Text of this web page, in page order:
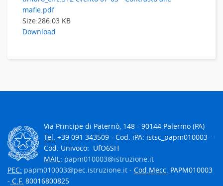
mafie.pdf
Size:286.03 KB
Download
Via Principe di Paternò, 148 - 90144 Palermo (PA)
Tel. +39 091 343509 - Cod. iPA: istsc_papm010003 -
Cod. Univoco: UfO6SH
MAIL: papm010003@istruzione.it
PEC: papm010003@pec.istruzione.it - Cod.Mecc. PAPM010003
- C.F. 80016800825